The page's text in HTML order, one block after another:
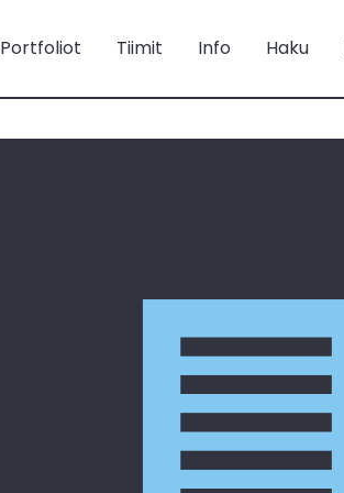
Portfoliot Tiimit Info Haku